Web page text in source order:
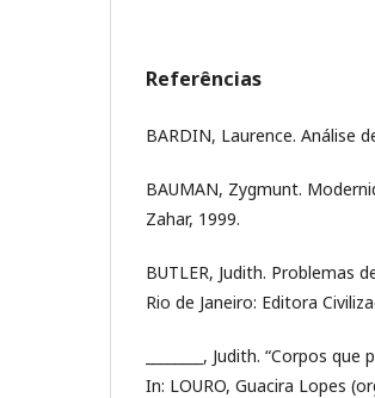
Referências
BARDIN, Laurence. Análise
BAUMAN, Zygmunt.
Zahar, 1999.
BUTLER, Judith. Problemas
Rio de Janeiro: Editora
________, Judith. “Corpos
In: LOURO, Guacira Lopes